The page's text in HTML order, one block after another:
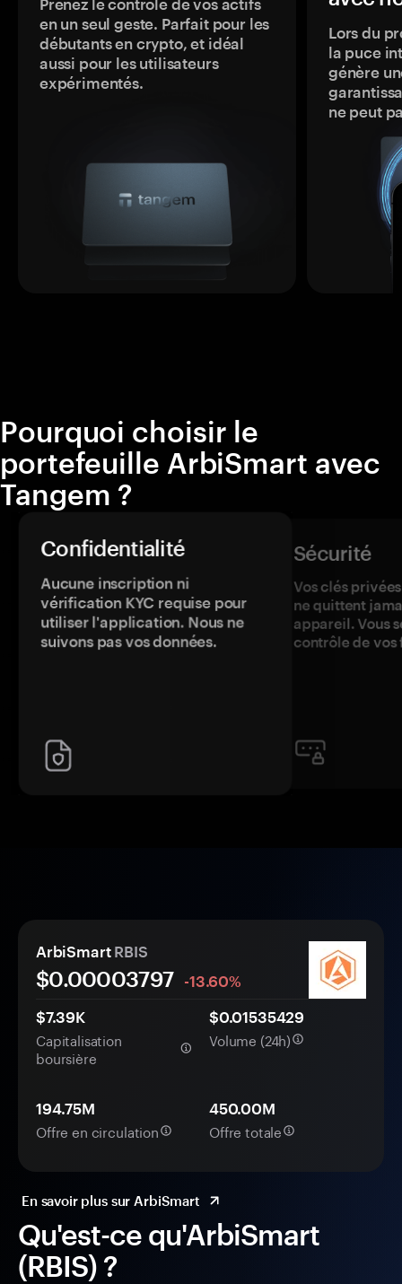
Prenez le contrôle de vos actifs
en un seul geste. Parfait pour les
débutants en crypto, et idéal
aussi pour les utilisateurs
expérimentés.
Lors du
la puce
génère
ne peut
Pourquoi choisir le
portefeuille ArbiSmart avec
Tangem ?
Confidentialité
Aucune inscription ni
vérification KYC requise pour
utiliser l'application. Nous ne
suivons pas vos données.
Sécurité
Vos clés
ne quittent
appareil. Vous
contrôle de vos
Qu'est-ce qu'ArbiSmart
(RBIS) ?
ArbiSmart RBIS
$0.00003797
-13.60%
$7.39K
Capitalisation
boursière
$0.01535429
Volume (24h)
194.75M
Offre en circulation
450.00M
Offre totale
En savoir plus sur ArbiSmart